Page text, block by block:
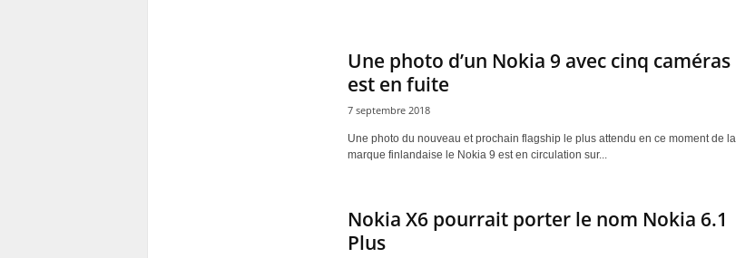
Une photo d’un Nokia 9 avec cinq caméras
est en fuite
7 septembre 2018
Une photo du nouveau et prochain flagship le plus attendu en ce moment de la
marque finlandaise le Nokia 9 est en circulation sur...
Nokia X6 pourrait porter le nom Nokia 6.1
Plus